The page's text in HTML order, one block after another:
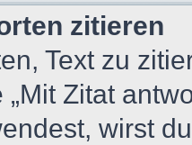
zitieren
Text zu
Zitat
wirst